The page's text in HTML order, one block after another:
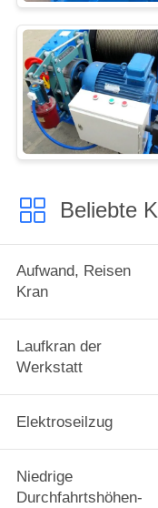
Beliebte
Aufwand, Reisen
Kran
Laufkran der
Werkstatt
Elektroseilzug
Niedrige
Durchfahrtshöhen-